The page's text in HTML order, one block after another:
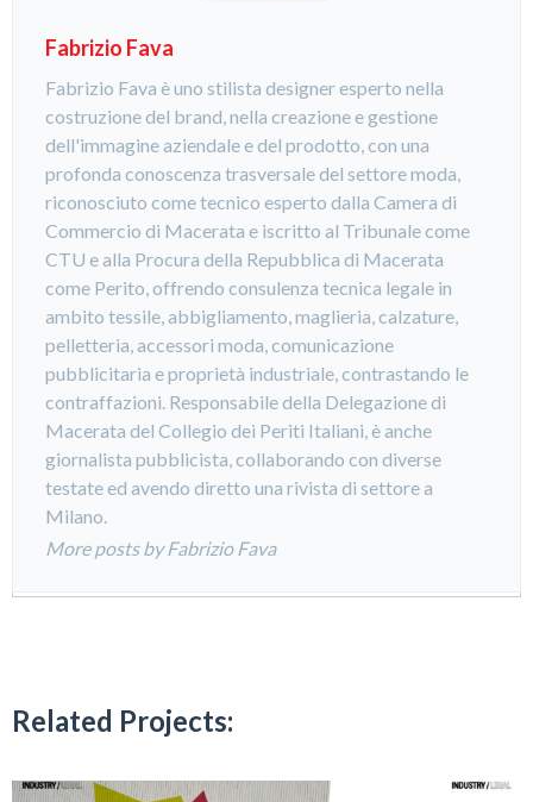
Fabrizio Fava
Fabrizio Fava è uno stilista designer esperto nella
costruzione del brand, nella creazione e gestione
dell'immagine aziendale e del prodotto, con una
profonda conoscenza trasversale del settore moda,
riconosciuto come tecnico esperto dalla Camera di
Commercio di Macerata e iscritto al Tribunale come
CTU e alla Procura della Repubblica di Macerata
come Perito, offrendo consulenza tecnica legale in
ambito tessile, abbigliamento, maglieria, calzature,
pelletteria, accessori moda, comunicazione
pubblicitaria e proprietà industriale, contrastando le
contraffazioni. Responsabile della Delegazione di
Macerata del Collegio dei Periti Italiani, è anche
giornalista pubblicista, collaborando con diverse
testate ed avendo diretto una rivista di settore a
Milano.
More posts by Fabrizio Fava
Related Projects: